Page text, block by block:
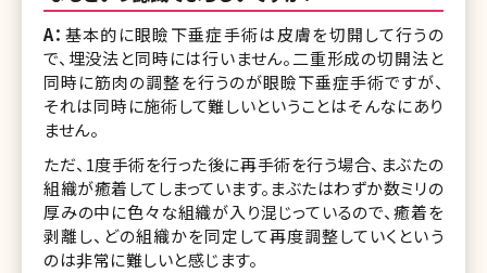
A： 基本的に眼瞼下垂症手術は皮膚を切開して行うの
で、埋没法と同時には行いません。二重形成の切開法と
同時に筋肉の調整を行うのが眼瞼下垂症手術ですが、
それは同時に施術して難しいということはそんなにあり
ません。
ただ、1度手術を行った後に再手術を行う場合、まぶたの
組織が癒着してしまっています。まぶたはわずか数ミリの
厚みの中に色々な組織が入り混じっているので、癒着を
剥離し、どの組織かを同定して再度調整していくという
のは非常に難しいと感じます。